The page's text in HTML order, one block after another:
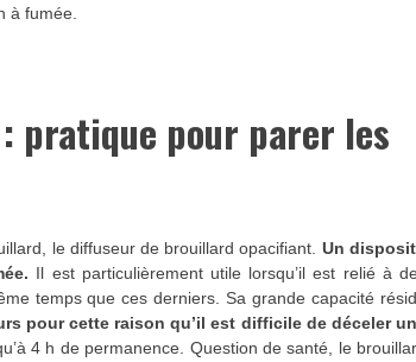
à fumée.
pratique pour parer les
le diffuseur de brouillard opacifiant. Un
Il est particulièrement utile lorsqu’il est relié à
temps que ces derniers. Sa grande capacité
pour cette raison qu’il est difficile de déceler
4 h de permanence. Question de santé, le